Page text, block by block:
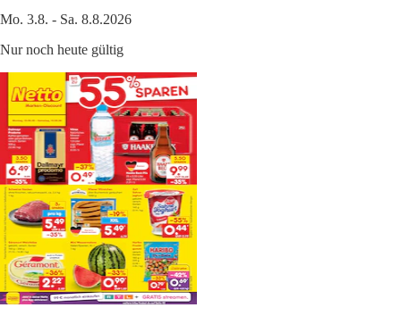
Mo. 3.8. - Sa. 8.8.2026
Nur noch heute gültig